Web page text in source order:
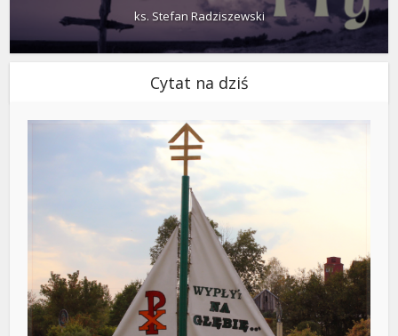
ks. Stefan Radziszewski
Cytat na dziś